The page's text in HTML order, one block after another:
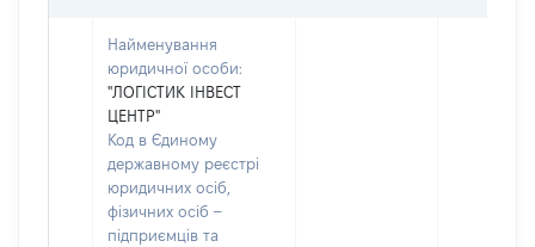
Найменування
юридичної особи:
"ЛОГІСТИК ІНВЕСТ
ЦЕНТР"
Код в Єдиному
державному реєстрі
юридичних осіб,
фізичних осіб –
підприємців та